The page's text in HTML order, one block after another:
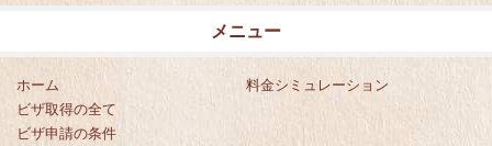
メニュー
ホーム
ビザ取得の全て
ビザ申請の条件
料金シミュレーション